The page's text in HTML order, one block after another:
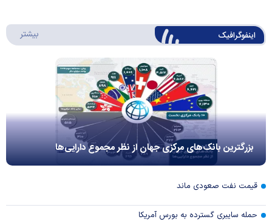
اینفوگرافیک بیشتر
بزرگترین بانک‌های مرکزی جهان از نظر مجموع دارایی‌ها
قیمت نفت صعودی ماند
حمله سایبری گسترده به بورس آمریکا